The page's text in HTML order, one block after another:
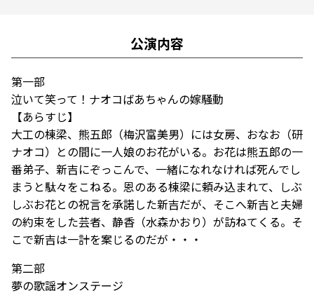
公演内容
第一部
泣いて笑って！ナオコばあちゃんの嫁騒動
【あらすじ】
⼤⼯の棟梁、熊五郎（梅沢富美男）には⼥房、おなお（研
ナオコ）との間に⼀⼈娘のお花がいる。お花は熊五郎の⼀
番弟⼦、新吉にぞっこんで、⼀緒になれなければ死んでし
まうと駄々をこねる。恩のある棟梁に頼み込まれて、しぶ
しぶお花との祝⾔を承諾した新吉だが、そこへ新吉と夫婦
の約束をした芸者、静⾹（⽔森かおり）が訪ねてくる。そ
こで新吉は⼀計を案じるのだが・・・
第二部
夢の歌謡オンステージ